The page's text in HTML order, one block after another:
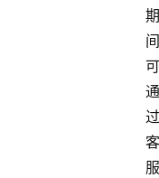
期
间
可
通
过
客
服